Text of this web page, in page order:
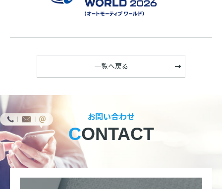
一覧へ戻る
お問い合わせ
CONTACT